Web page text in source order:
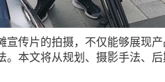
传片的拍摄，不仅能够展现
本文将从规划、摄影手法、